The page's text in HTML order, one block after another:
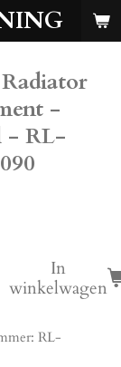
-
- RL-
In
winkelwagen
RL-